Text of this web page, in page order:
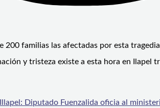
200 familias las afectadas por esta
y tristeza existe a esta hora en Ilapel
Diputado Fuenzalida oficia al